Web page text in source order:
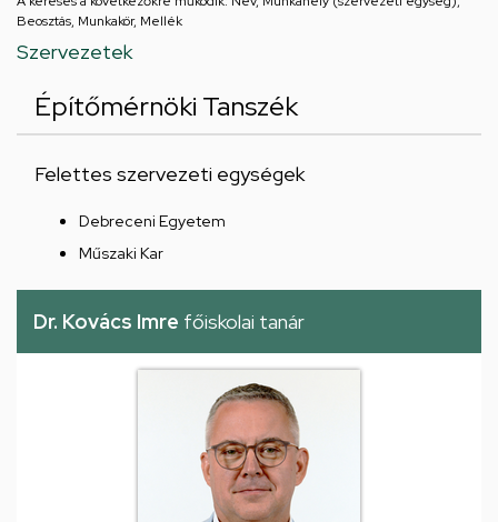
Beosztás, Munkakör, Mellék
Szervezetek
Építőmérnöki Tanszék
Felettes szervezeti egységek
Debreceni Egyetem
Műszaki Kar
Dr. Kovács Imre főiskolai tanár